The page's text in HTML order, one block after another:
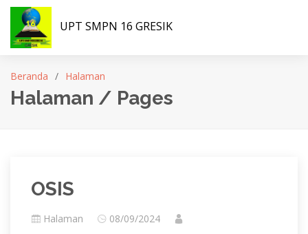
UPT SMPN 16 GRESIK
Beranda Halaman
Halaman / Pages
OSIS
Halaman 08/09/2024